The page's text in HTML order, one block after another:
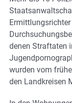
denen Straftaten
wurden vom
den Landkreisen